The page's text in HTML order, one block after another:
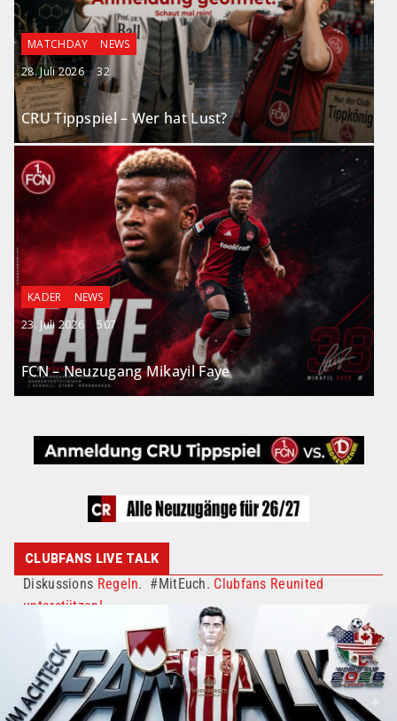
MATCHDAY
NEWS
28. Juli 2026
32
CRU Tippspiel – Wer hat Lust?
KADER
NEWS
23. Juli 2026
507
FCN – Neuzugang Mikayil Faye
CLUBFANS LIVE TALK
Diskussions Regeln. #MitEuch. Clubfans Reunited
unterstützen!